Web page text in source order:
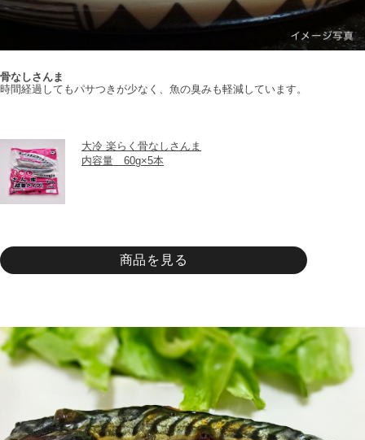
骨なしさんま
時間経過してもパサつきが少なく、魚の臭みも軽減しています。
大冷 楽らく骨なしさんま
内容量　60g×5本
商品を見る